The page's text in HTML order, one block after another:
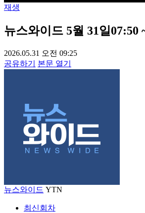
재생
뉴스와이드 5월 31일07:50
2026.05.31 오전 09:25
공유하기
본문 열기
뉴스와이드 YTN
최신회차